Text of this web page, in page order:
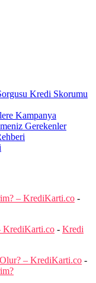
Kredi Skorumu
Kampanya
Gerekenler
– KrediKarti.co -
KrediKarti.co - Kredi
– KrediKarti.co -